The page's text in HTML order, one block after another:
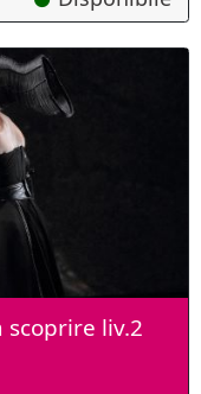
scoprire liv.2